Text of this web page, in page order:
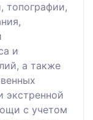
топографии,
и
а также
экстренной
с учетом